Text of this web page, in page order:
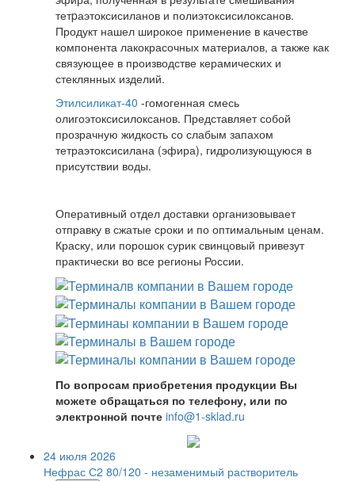
тетpаэтоксисиланов и полиэтоксисилоксанов.
Продукт нашел широкое применение в качестве
компонента лакокрасочных материалов, а также как
связующее в производстве керамических и
стеклянных изделий.
Этилсиликат-40 -гомогенная смесь
олигоэтоксисилоксанов. Представляет собой
прозрачную жидкость со слабым запахом
тетраэтоксисилана (эфира), гидролизующуюся в
присутствии воды.
Оперативный отдел доставки организовывает
отправку в сжатые сроки и по оптимальным ценам.
Краску, или порошок сурик свинцовый привезут
практически во все регионы России.
По вопросам приобретения продукции Вы
можете обращаться по телефону, или по
электронной почте info@1-sklad.ru
24 июля 2026
Нефрас С2 80/120 - незаменимый растворитель